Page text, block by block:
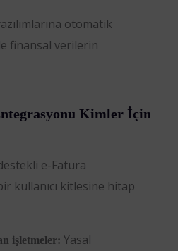
otomatik
finansal verilerin
Kimler İçin
e-Fatura
kullanıcı kitlesine hitap
işletmeler: Yasal